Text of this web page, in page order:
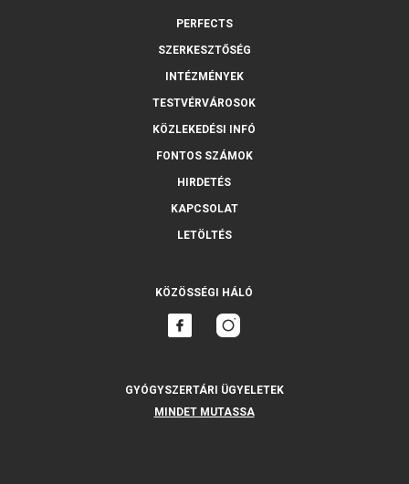
PERFECTS
SZERKESZTŐSÉG
INTÉZMÉNYEK
TESTVÉRVÁROSOK
KÖZLEKEDÉSI INFÓ
FONTOS SZÁMOK
HIRDETÉS
KAPCSOLAT
LETÖLTÉS
KÖZÖSSÉGI HÁLÓ
GYÓGYSZERTÁRI ÜGYELETEK
MINDET MUTASSA